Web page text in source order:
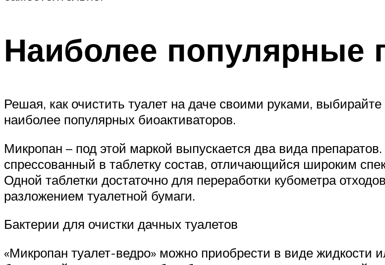
Наиболее популярные
Решая, как очистить туалет на даче своими руками,
наиболее популярных биоактиваторов.
Микропан – под этой маркой выпускается два вида
спрессованный в таблетку состав, отличающийся широким
Одной таблетки достаточно для переработки кубометра
разложением туалетной бумаги.
Бактерии для очистки дачных туалетов
«Микропан туалет-ведро» можно приобрести в виде жидкости